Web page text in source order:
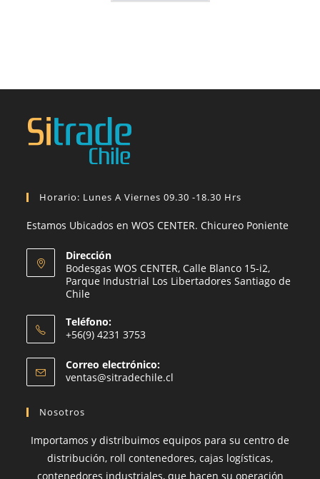
Horario: Lunes A Viernes 09.30 -18.30 Hrs
Estamos Ubicados en WOS CENTER. Chicureo Poniente
Dirección
Bodesgas WOS CENTER, Calle Blanco 15-i2,
Parque Industrial Los Libertadores Santiago de
Chile
Teléfono:
+56(9) 4231 3753
abre
en
Correo electrónico:
ventas@sitradechile.cl
Nosotros
Importamos y distribuimos equipos para su centro de
distribución, roll contenedores, cajas logísticas,
contenedores industriales, que hacen su operación